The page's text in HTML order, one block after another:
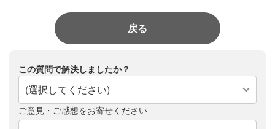
戻る
この質問で解決しましたか？
(選択してください)
ご意見・ご感想をお寄せください